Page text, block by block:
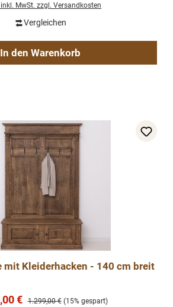
inkl. MwSt. zzgl. Versandkosten
Vergleichen
In den Warenkorb
mit Kleiderhacken - 140 cm breit
€ Regulärer Preis:
1.299,00 € (15% gespart)